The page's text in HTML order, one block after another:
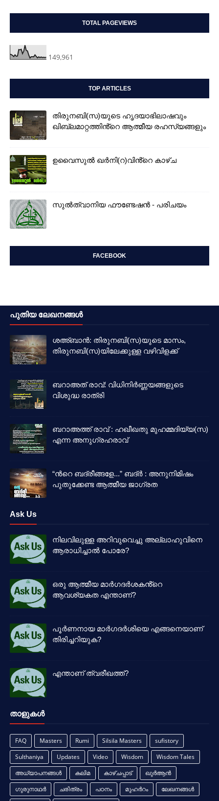
TOTAL PAGEVIEWS
149,961
TOP ARTICLES
തിരുനബി(സ)യുടെ ഹൃദയാഭിലാഷവും
ഖിബ്‌ലമാറ്റത്തിൻ്റെ ആത്മീയ രഹസ്യങ്ങളും
ഉവൈസുല്‍ ഖർനി(റ)വിൻ്റെ കാഴ്ച
സുൽത്വാനിയ ഫൗണ്ടേഷൻ - പരിചയം
FACEBOOK
പുതിയ ലേഖനങ്ങൾ
ശഅ്ബാൻ: തിരുനബി(സ)യുടെ മാസം,
തിരുനബി(സ)യിലേക്കുള്ള വഴിവിളക്ക്
ബറാഅത് രാവ്: വിധിനിർണ്ണയങ്ങളുടെ
വിശുദ്ധ രാത്രി
ബറാഅത്ത് രാവ് : ഹഖീഖതു മുഹമ്മദിയ്യ(സ)
എന്ന അനുഗ്രഹരാവ്
“ൻറെ ബദ്‌രീങ്ങളേ...” ബദ്‌ർ : അനുനിമിഷം
പുതുക്കേണ്ട ആത്മീയ ജാഗ്രത
Ask Us
നിലവിലുള്ള അറിവുവെച്ചു അല്ലാഹുവിനെ
ആരാധിച്ചാൽ പോരേ?
ഒരു ആത്മീയ മാർഗദർശകൻ്റെ
ആവശ്യകത എന്താണ്?
പൂർണനായ മാർഗദർശിയെ എങ്ങനെയാണ്
തിരിച്ചറിയുക?
എന്താണ് ത്വരീഖത്ത്?
താളുകള്‍
FAQ Masters Rumi Silsila Masters
sufistory
Sulthaniya
Updates Video Wisdom
Wisdom Tales
അധ്യാപനങ്ങൾ
കലിമ കാഴ്ചപ്പാട്
ഖുർആൻ
ഗുരുനാഥർ
ചരിത്രം പഠനം മുഹർറം
ലേഖനങ്ങൾ